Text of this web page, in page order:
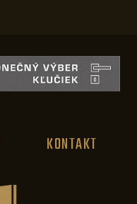
KONTAKT